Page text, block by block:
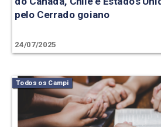
pelo Cerrado goiano
24/07/2025
Todos os Campi